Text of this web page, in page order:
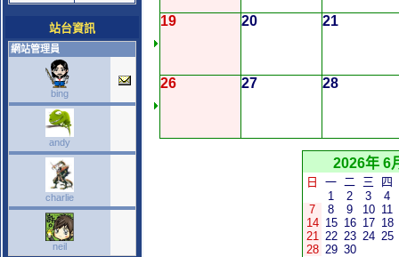
站台資訊
網站管理員
bing
andy
charlie
neil
19 20 21
26 27 28
2026年 6
日 一 二 三
四
1
2 3
4
7
8 9 10 11
14 15 16 17 18
21 22 23 24 25
28 29 30